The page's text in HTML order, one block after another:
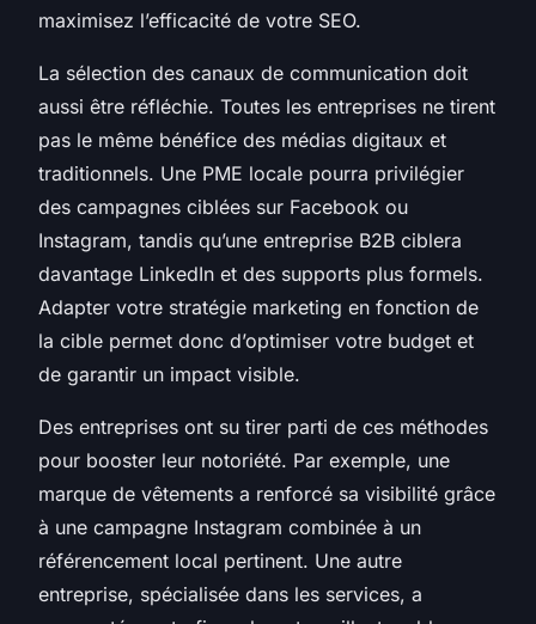
maximisez l’efficacité de votre SEO.
La sélection des canaux de communication doit
aussi être réfléchie. Toutes les entreprises ne tirent
pas le même bénéfice des médias digitaux et
traditionnels. Une PME locale pourra privilégier
des campagnes ciblées sur Facebook ou
Instagram, tandis qu’une entreprise B2B ciblera
davantage LinkedIn et des supports plus formels.
Adapter votre stratégie marketing en fonction de
la cible permet donc d’optimiser votre budget et
de garantir un impact visible.
Des entreprises ont su tirer parti de ces méthodes
pour booster leur notoriété. Par exemple, une
marque de vêtements a renforcé sa visibilité grâce
à une campagne Instagram combinée à un
référencement local pertinent. Une autre
entreprise, spécialisée dans les services, a